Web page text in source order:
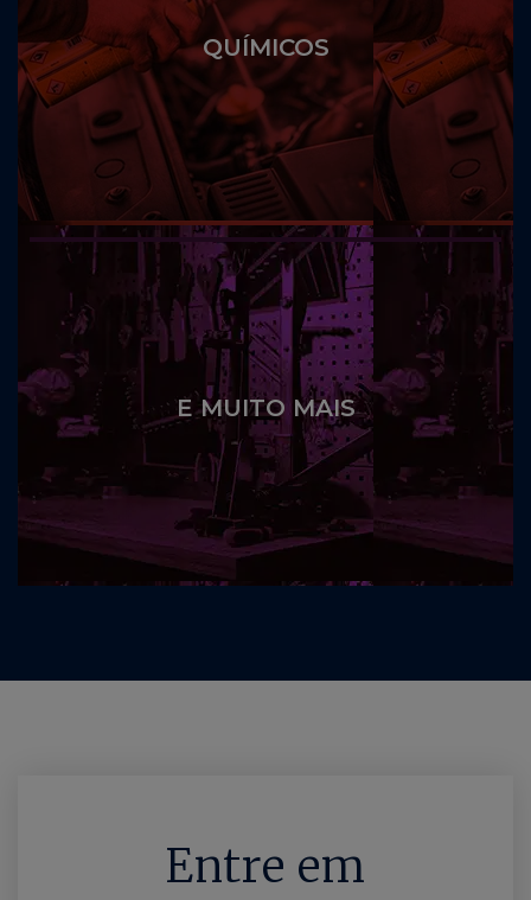
QUÍMICOS
E MUITO MAIS
Entre em